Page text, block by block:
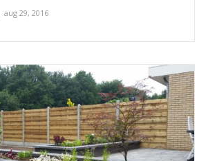
| aug 29, 2016